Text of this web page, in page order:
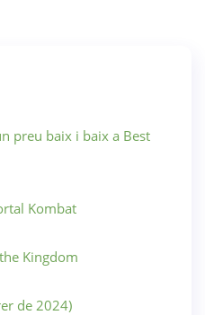
preu baix i baix a Best
Kombat
Kingdom
de 2024)